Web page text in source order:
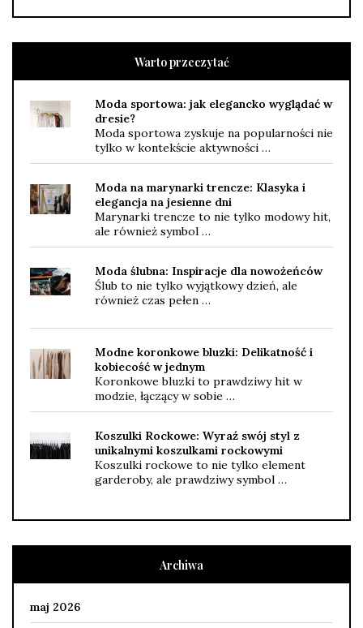
Warto przeczytać
Moda sportowa: jak elegancko wyglądać w
dresie?
Moda sportowa zyskuje na popularności nie
tylko w kontekście aktywności …
Moda na marynarki trencze: Klasyka i
elegancja na jesienne dni
Marynarki trencze to nie tylko modowy hit,
ale również symbol …
Moda ślubna: Inspiracje dla nowożeńców
Ślub to nie tylko wyjątkowy dzień, ale
również czas pełen …
Modne koronkowe bluzki: Delikatność i
kobiecość w jednym
Koronkowe bluzki to prawdziwy hit w
modzie, łączący w sobie …
Koszulki Rockowe: Wyraź swój styl z
unikalnymi koszulkami rockowymi
Koszulki rockowe to nie tylko element
garderoby, ale prawdziwy symbol …
Archiwa
maj 2026